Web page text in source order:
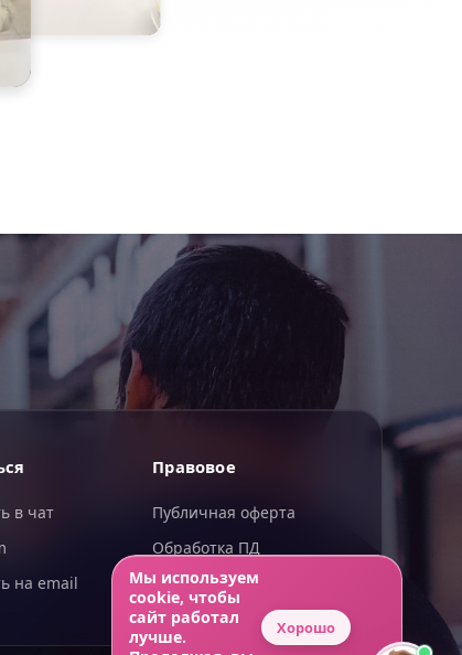
в чат
на email
Правовое
Публичная оферта
Обработка ПД
Конфиденциальность
Мы используем
cookie, чтобы
сайт работал
лучше.
Хорошо